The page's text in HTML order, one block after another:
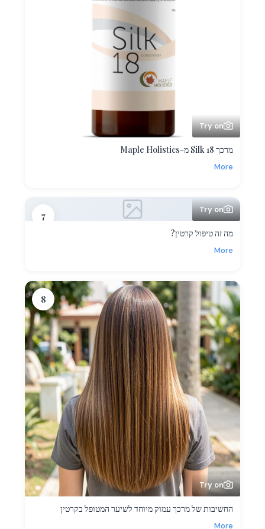
Try on
מרכך Silk 18 מ-Maple Holistics
More
7
Try on
מה זה טיפול קרטין?
More
8
Try on
החשיבות של מרכך עמוק מיוחד לשיער המטופל בקרטין
More